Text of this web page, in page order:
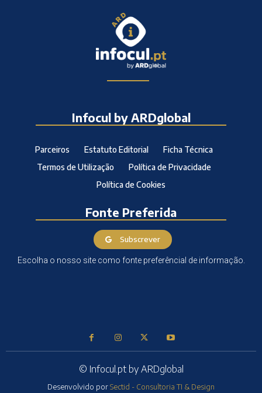
Infocul by ARDglobal
Parceiros Estatuto Editorial
Ficha Técnica
Termos de Utilização
Política de Privacidade
Política de Cookies
Fonte Preferida
Subscrever
Escolha o nosso site como fonte preferêncial de informação.
© Infocul.pt by ARDglobal
Desenvolvido porSectid - Consultoria TI & Design